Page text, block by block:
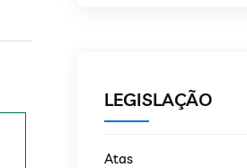
LEGISLAÇÃO
Atas